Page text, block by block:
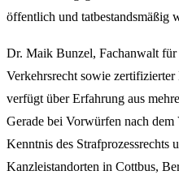
öffentlich und tatbestandsmäßig
Dr. Maik Bunzel, Fachanwalt
Verkehrsrecht sowie zertifizierter
verfügt über Erfahrung aus
Gerade bei Vorwürfen nach dem
Kenntnis des Strafprozessrechts
Kanzleistandorten in Cottbus,